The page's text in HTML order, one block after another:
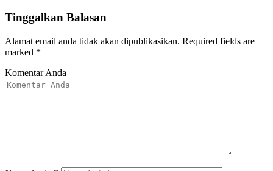
Tinggalkan Balasan
Alamat email anda tidak akan dipublikasikan. Required fields are
marked *
Komentar Anda